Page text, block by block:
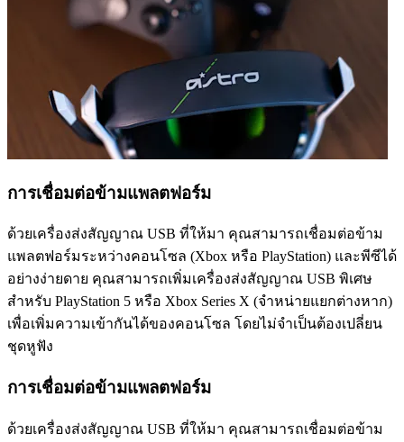
การเชื่อมต่อข้ามแพลตฟอร์ม
ด้วยเครื่องส่งสัญญาณ USB ที่ให้มา คุณสามารถเชื่อมต่อข้าม
แพลตฟอร์มระหว่างคอนโซล (Xbox หรือ PlayStation) และพีซีได้
อย่างง่ายดาย คุณสามารถเพิ่มเครื่องส่งสัญญาณ USB พิเศษ
สำหรับ PlayStation 5 หรือ Xbox Series X (จำหน่ายแยกต่างหาก)
เพื่อเพิ่มความเข้ากันได้ของคอนโซล โดยไม่จำเป็นต้องเปลี่ยน
ชุดหูฟัง
การเชื่อมต่อข้ามแพลตฟอร์ม
ด้วยเครื่องส่งสัญญาณ USB ที่ให้มา คุณสามารถเชื่อมต่อข้าม